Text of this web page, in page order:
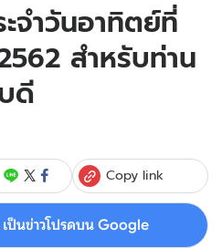
จำวันอาทิตย์ที่
สำหรับท่าน
ดี
Copy link
ป็นข่าวโปรดบน Google